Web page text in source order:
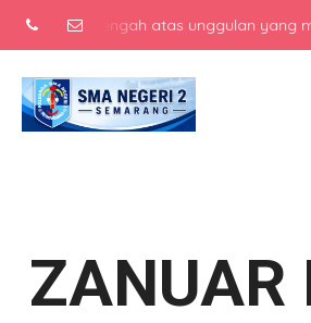
menengah atas unggulan yang
ZANUAR